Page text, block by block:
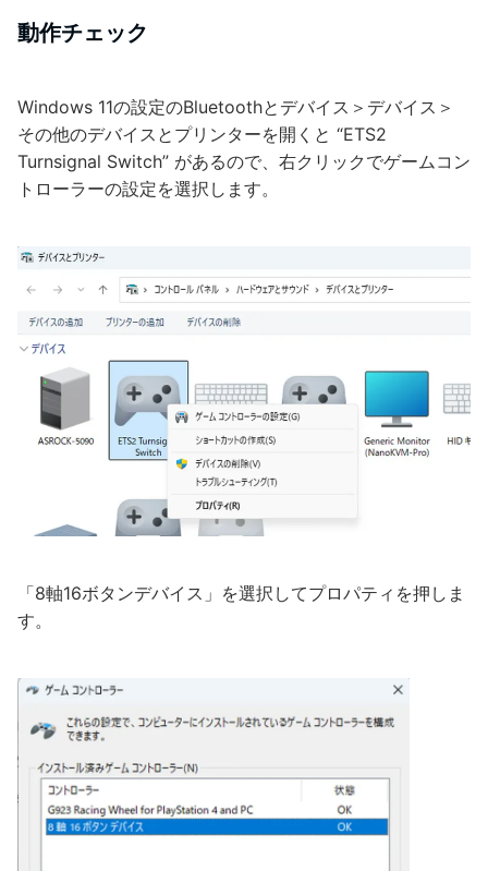
動作チェック
Windows 11の設定のBluetoothとデバイス＞デバイス＞
その他のデバイスとプリンターを開くと “ETS2
Turnsignal Switch” があるので、右クリックでゲームコン
トローラーの設定を選択します。
「8軸16ボタンデバイス」を選択してプロパティを押しま
す。